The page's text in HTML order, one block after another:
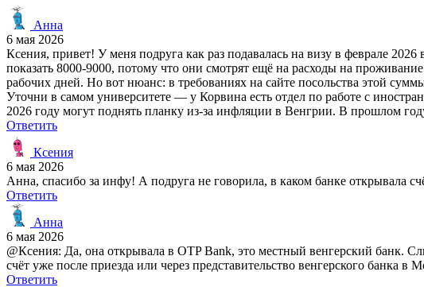
Анна
6 мая 2026
Ксения, привет! У меня подруга как раз подавалась на визу в феврале
показать 8000-9000, потому что они смотрят ещё на расходы на
рабочих дней. Но вот нюанс: в требованиях на сайте посольства этой
Уточни в самом университете — у Корвина есть отдел по работе с
2026 году могут поднять планку из-за инфляции в Венгрии. В прошлом
Ответить
Ксения
6 мая 2026
Анна, спасибо за инфу! А подруга не говорила, в каком банке открывала
Ответить
Анна
6 мая 2026
@Ксения: Да, она открывала в OTP Bank, это местный венгерский банк.
счёт уже после приезда или через представительство венгерского банка
Ответить